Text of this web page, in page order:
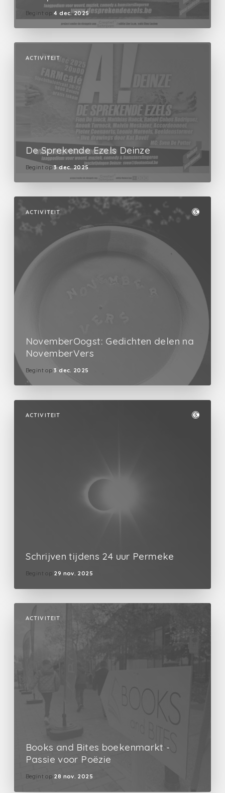
Begint op 4 dec. 2025
ACTIVITEIT
De Sprekende Ezels Deinze
Begint op 3 dec. 2025
ACTIVITEIT
NovemberOogst: Gedichten delen na
NovemberVers
Begint op 3 dec. 2025
ACTIVITEIT
Schrijven tijdens 24 uur Permeke
Begint op 29 nov. 2025
ACTIVITEIT
Books and Bites boekenmarkt -
Passie voor Poëzie
Begint op 28 nov. 2025